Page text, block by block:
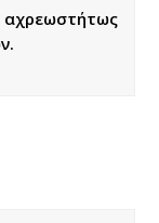
αχρεωστήτως